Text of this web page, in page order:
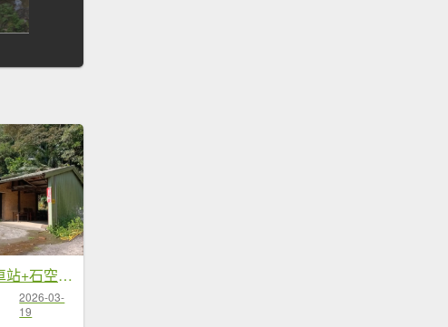
頭城鎮外澳車站+石空古道+太和山步道+蛇頭觀景台+象寮古道+烏山古道+外澳車站O型
2026-03-
19